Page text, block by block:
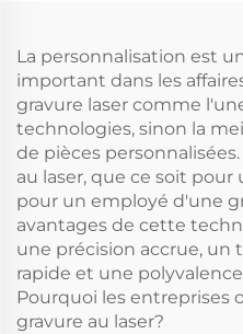
La personnalisation est
important dans les
gravure laser comme
technologies, sinon la
de pièces
au laser, que ce soit
pour un employé d'une
avantages de cette
une précision accrue, un
rapide et une
Pourquoi les entreprises
gravure au laser?